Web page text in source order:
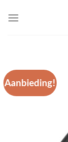
naar
Aanbieding!